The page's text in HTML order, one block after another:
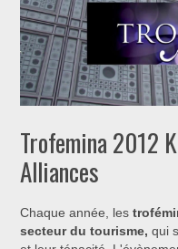
Trofemina 2012
Alliances
Chaque année, les
secteur du tourisme,qui